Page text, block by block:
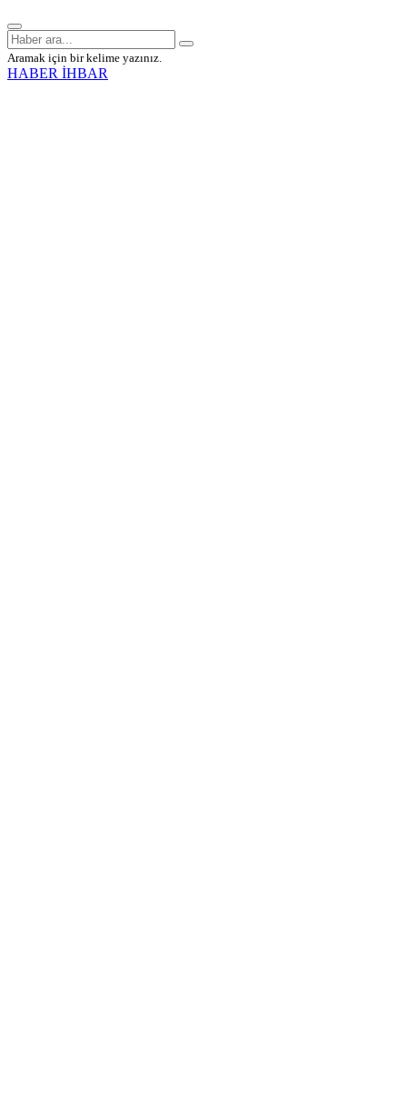
Aramak için bir kelime yazınız.
HABER İHBAR